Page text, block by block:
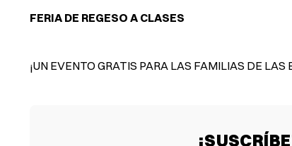
FERIA DE REGESO A CLASES
¡UN EVENTO GRATIS PARA LAS FAMILIAS DE